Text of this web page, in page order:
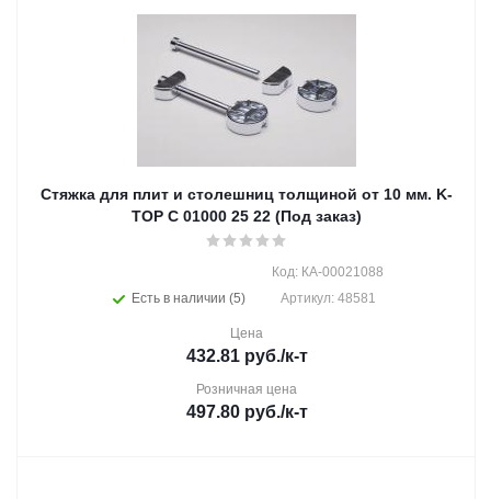
Стяжка для плит и столешниц толщиной от 10 мм. K-
TOP C 01000 25 22 (Под заказ)
Есть в наличии (5)
Код: КА-00021088
Артикул: 48581
Цена
432.81руб./к-т
Розничная цена
497.80руб./к-т